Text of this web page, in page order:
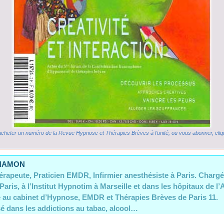
un numéro de la Revue Hypnose et Thérapies Brèves à l’unité, ou vous abonner,
Praticien EMDR, Infirmier anesthésiste à Paris.
à l’Institut Hypnotim à Marseille et dans les hôpitaux de
cabinet d’Hypnose, EMDR et Thérapies Brèves de Paris 11.
dans les addictions au tabac, alcool…